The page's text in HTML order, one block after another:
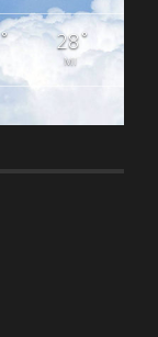
° 28°
MI